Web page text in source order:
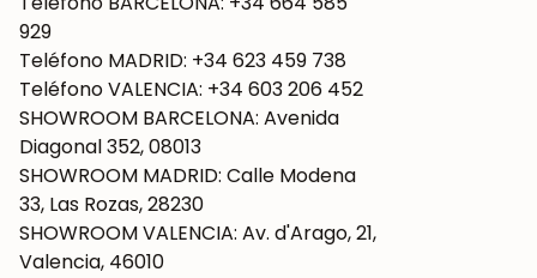
929
Teléfono MADRID: +34 623 459 738
Teléfono VALENCIA: +34 603 206 452
SHOWROOM BARCELONA: Avenida
Diagonal 352, 08013
SHOWROOM MADRID: Calle Modena
33, Las Rozas, 28230
SHOWROOM VALENCIA: Av. d'Arago, 21,
Valencia, 46010